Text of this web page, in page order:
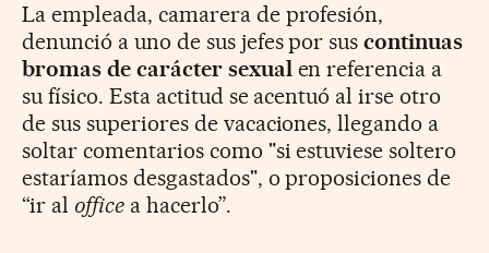
La empleada, camarera de profesión,
denunció a uno de sus jefes por suscontinuas
bromas de carácter sexualen referencia a
su físico. Esta actitud se acentuó al irse otro
de sus superiores de vacaciones, llegando a
soltar comentarios como "si estuviese soltero
estaríamos desgastados", o proposiciones de
“ir al officea hacerlo”.